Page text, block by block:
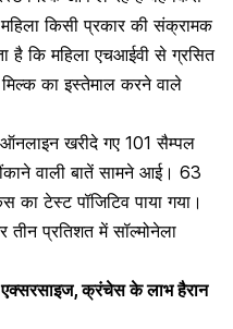
किसी प्रकार कीसंक्रामक
है कि महिलाएचआईवी से ग्रसित
का इस्तेमाल करने वाले
खरीदे गए 101 सैम्पल
वाली बातें सामने आई। 63
का टेस्ट पॉजिटिव पाया गया।
प्रतिशत में सॉल्मोनेला
क्रंचेस के लाभ हैरान